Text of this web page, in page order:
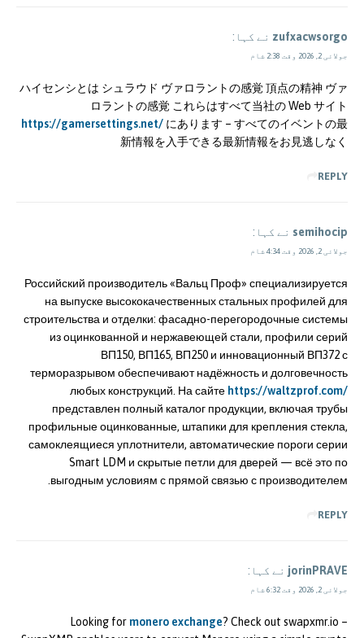
zufxacwsorgo نے کہا:
جولائی 2, 2026 وقت 2:38 شام
ハイセンシとは シュラウド ヴァロラントの感覚 頂点の精神 ヴァ
ロラントの感覚 これらはすべて当社の Web サイト
https://gamersettings.net/ にあります – すべてのイベントの最
新情報を入手できる最新情報をお見逃しなく
REPLY
semihocip نے کہا:
جولائی 2, 2026 وقت 4:34 شام
Российский производитель «Вальц Проф» специализируется
на выпуске высококачественных стальных профилей для
строительства и отделки: фасадно-перегородочные системы
из оцинкованной и нержавеющей стали, профили серий
ВП150, ВП165, ВП250 и инновационный ВП372 с
терморазрывом обеспечивают надёжность и долговечность
любых конструкций. На сайте https://waltzprof.com/
представлен полный каталог продукции, включая трубы
профильные оцинкованные, штапики для крепления стекла,
самоклеящиеся уплотнители, автоматические пороги серии
Smart LDM и скрытые петли для дверей — всё это по
выгодным условиям с прямой связью с производителем.
REPLY
jorinPRAVE نے کہا:
جولائی 2, 2026 وقت 6:32 شام
Looking for monero exchange? Check out swapxmr.io –